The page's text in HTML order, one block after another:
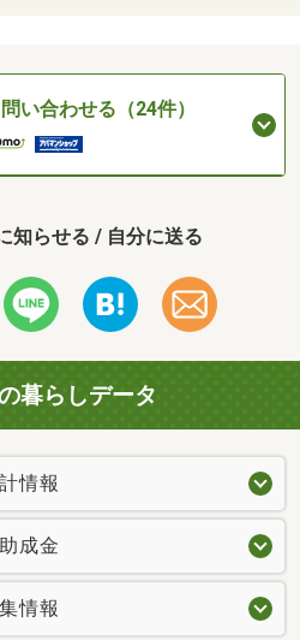
い合わせる（24件）
知らせる / 自分に送る
暮らしデータ
情報
成金
情報